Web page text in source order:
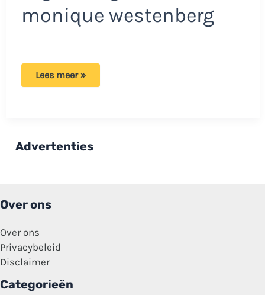
monique westenberg
Monique
vader:
‘Dat
Lees meer »
Advertenties
Over ons
Over ons
Privacybeleid
Disclaimer
Categorieën